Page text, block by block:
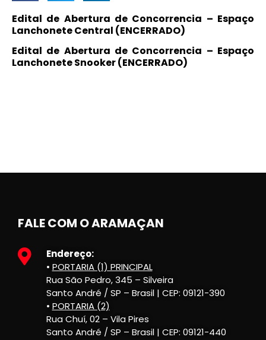
Edital de Abertura de Concorrencia – Espaço
Lanchonete Central (ENCERRADO)
Edital de Abertura de Concorrencia – Espaço
Lanchonete Snooker(ENCERRADO)
FALE COM O ARAMAÇAN
Endereço:
• PORTARIA (1) PRINCIPAL
Rua São Pedro, 345 – Silveira
Santo André / SP – Brasil | CEP: 09121-390
• PORTARIA (2)
Rua Chuí, 02 – Vila Pires
Santo André / SP – Brasil | CEP: 09121-440